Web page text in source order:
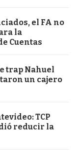
el FA no
la
Cuentas
trap Nahuel
un cajero
TCP
reducir la